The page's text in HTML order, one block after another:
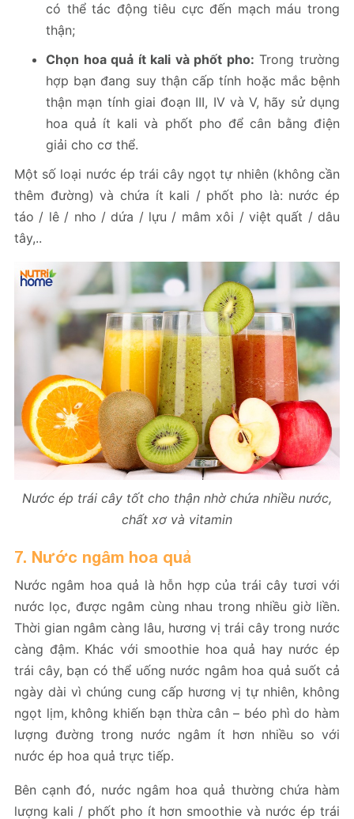
có thể tác động tiêu cực đến mạch máu trong
thận;
Chọn hoa quả ít kali và phốt pho: Trong trường
hợp bạn đang suy thận cấp tính hoặc mắc bệnh
thận mạn tính giai đoạn III, IV và V, hãy sử dụng
hoa quả ít kali và phốt pho để cân bằng điện
giải cho cơ thể.
Một số loại nước ép trái cây ngọt tự nhiên (không cần
thêm đường) và chứa ít kali / phốt pho là: nước ép
táo / lê / nho / dứa / lựu / mâm xôi / việt quất / dâu
tây,..
Nước ép trái cây tốt cho thận nhờ chứa nhiều nước,
chất xơ và vitamin
7. Nước ngâm hoa quả
Nước ngâm hoa quả là hỗn hợp của trái cây tươi với
nước lọc, được ngâm cùng nhau trong nhiều giờ liền.
Thời gian ngâm càng lâu, hương vị trái cây trong nước
càng đậm. Khác với smoothie hoa quả hay nước ép
trái cây, bạn có thể uống nước ngâm hoa quả suốt cả
ngày dài vì chúng cung cấp hương vị tự nhiên, không
ngọt lịm, không khiến bạn thừa cân – béo phì do hàm
lượng đường trong nước ngâm ít hơn nhiều so với
nước ép hoa quả trực tiếp.
Bên cạnh đó, nước ngâm hoa quả thường chứa hàm
lượng kali / phốt pho ít hơn smoothie và nước ép trái